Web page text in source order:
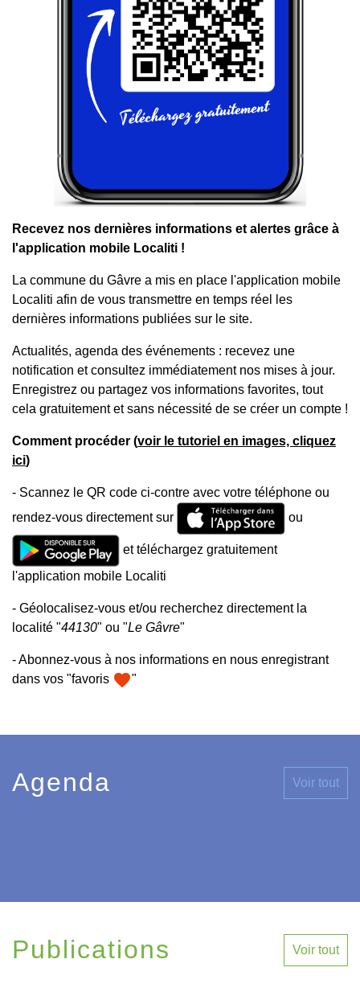
Recevez nos dernières informations et alertes grâce à
l'application mobile Localiti !
La commune du Gâvre a mis en place l'application mobile
Localiti afin de vous transmettre en temps réel les
dernières informations publiées sur le site.
Actualités, agenda des événements : recevez une
notification et consultez immédiatement nos mises à jour.
Enregistrez ou partagez vos informations favorites, tout
cela gratuitement et sans nécessité de se créer un compte !
Comment procéder (voir le tutoriel en images, cliquez
ici)
- Scannez le QR code ci-contre avec votre téléphone ou
rendez-vous directement sur
ou
et téléchargez gratuitement
l'application mobile Localiti
- Géolocalisez-vous et/ou recherchez directement la
localité "44130" ou "Le Gâvre"
- Abonnez-vous à nos informations en nous enregistrant
dans vos "favoris favorite"
Agenda Voir tout
Publications Voir tout